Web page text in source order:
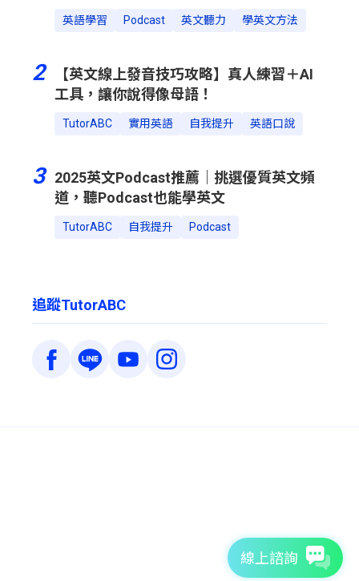
英語學習 Podcast 英文聽力 學英文方法
2
【英文線上發音技巧攻略】真人練習＋AI
工具，讓你說得像母語！
TutorABC 實用英語 自我提升 英語口說
3
2025英文Podcast推薦｜挑選優質英文頻
道，聽Podcast也能學英文
TutorABC 自我提升 Podcast
追蹤TutorABC
線上諮詢